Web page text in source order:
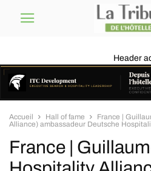
Header
Accueil Hall of fame
France |
Alliance) ambassadeur Deutsche
France |